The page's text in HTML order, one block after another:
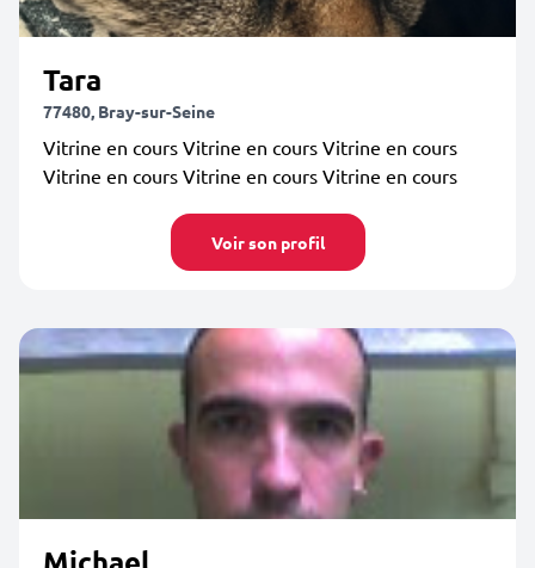
Tara
77480, Bray-sur-Seine
Vitrine en cours Vitrine en cours Vitrine en cours
Vitrine en cours Vitrine en cours Vitrine en cours
Voir son profil